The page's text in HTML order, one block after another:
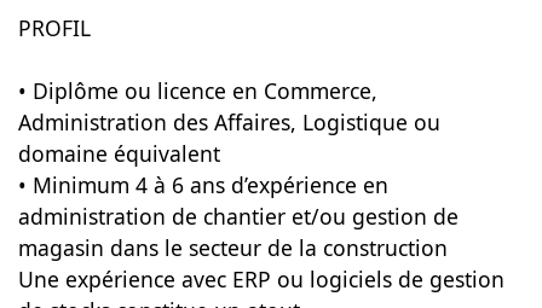
PROFIL
• Diplôme ou licence en Commerce,
Administration des Affaires, Logistique ou
domaine équivalent
• Minimum 4 à 6 ans d’expérience en
administration de chantier et/ou gestion de
magasin dans le secteur de la construction
Une expérience avec ERP ou logiciels de gestion